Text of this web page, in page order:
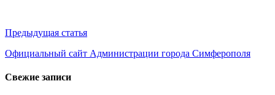
Навигация
по
Предыдущая статья
Официальный сайт Администрации города Симферополя
Свежие записи